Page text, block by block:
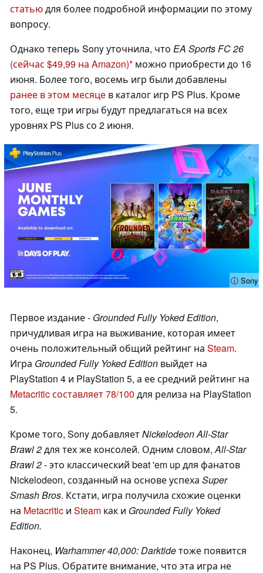
статьюдля более подробной информации по этому
вопросу.
Однако теперь Sony уточнила, что EA Sports FC 26
(сейчас $49,99 на Amazon) можно приобрести до 16
июня. Более того, восемь игр были добавлены
ранее в этом месяце в каталог игр PS Plus. Кроме
того, еще три игры будут предлагаться на всех
уровнях PS Plus со 2 июня.
ⓘ Sony
Первое издание - Grounded Fully Yoked Edition,
причудливая игра на выживание, которая имеет
очень положительный общий рейтинг на Steam.
Игра Grounded Fully Yoked Edition выйдет на
PlayStation 4 и PlayStation 5, а ее средний рейтинг на
Metacritic составляет 78/100 для релиза на PlayStation
5.
Кроме того, Sony добавляетNickelodeon All-Star
Brawl 2для тех же консолей. Одним словом, All-Star
Brawl 2- это классический beat 'em up для фанатов
Nickelodeon, созданный на основе успеха Super
Smash Bros. Кстати, игра получила схожие оценки
на Metacritic и Steam как и Grounded Fully Yoked
Edition.
Наконец, Warhammer 40,000: Darktideтоже появится
на PS Plus. Обратите внимание, что эта игра не